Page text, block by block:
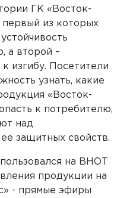
ГК «Восток-
первый из которых
а второй –
изгибу. Посетители
узнать, какие
«Восток-
к потребителю,
над
защитных свойств.
на ВНОТ
продукции на
- прямые эфиры